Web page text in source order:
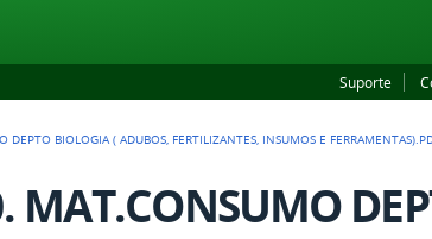
Suporte
BIOLOGIA ( ADUBOS, FERTILIZANTES, INSUMOS E
MAT.CONSUMO